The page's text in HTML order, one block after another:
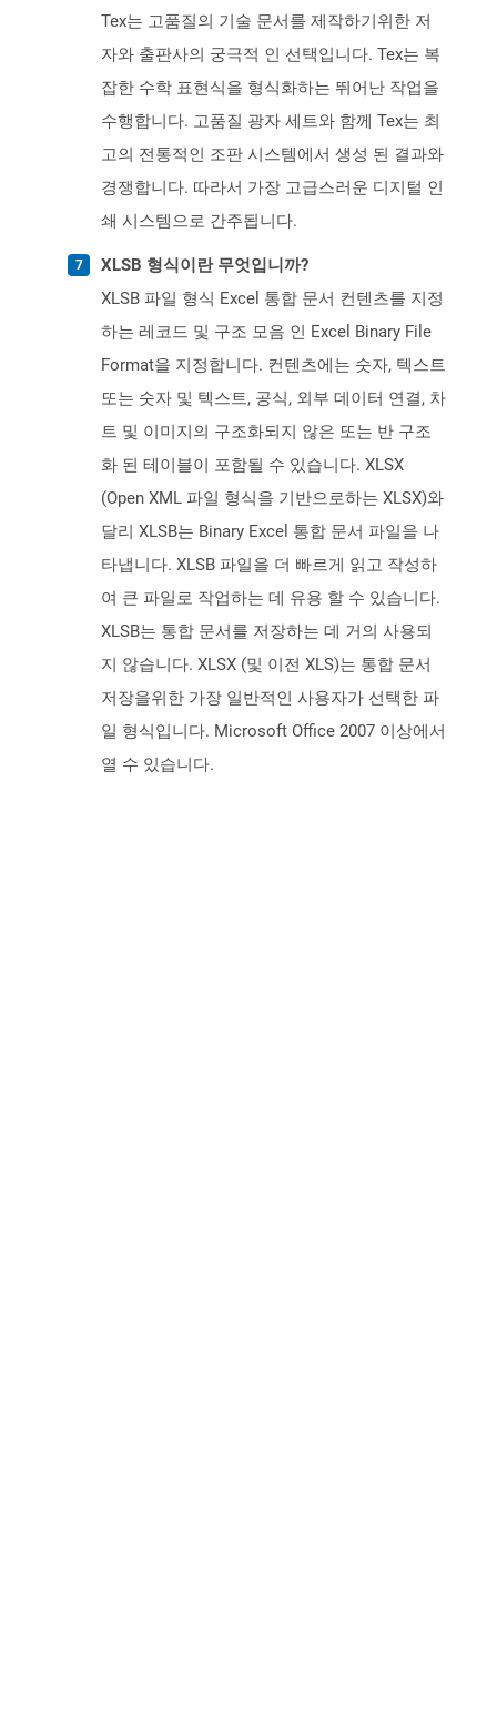
Tex는 고품질의 기술 문서를 제작하기위한 저
자와 출판사의 궁극적 인 선택입니다. Tex는 복
잡한 수학 표현식을 형식화하는 뛰어난 작업을
수행합니다. 고품질 광자 세트와 함께 Tex는 최
고의 전통적인 조판 시스템에서 생성 된 결과와
경쟁합니다. 따라서 가장 고급스러운 디지털 인
쇄 시스템으로 간주됩니다.
XLSB 형식이란 무엇입니까?
XLSB 파일 형식 Excel 통합 문서 컨텐츠를 지정
하는 레코드 및 구조 모음 인 Excel Binary File
Format을 지정합니다. 컨텐츠에는 숫자, 텍스트
또는 숫자 및 텍스트, 공식, 외부 데이터 연결, 차
트 및 이미지의 구조화되지 않은 또는 반 구조
화 된 테이블이 포함될 수 있습니다. XLSX
(Open XML 파일 형식을 기반으로하는 XLSX)와
달리 XLSB는 Binary Excel 통합 문서 파일을 나
타냅니다. XLSB 파일을 더 빠르게 읽고 작성하
여 큰 파일로 작업하는 데 유용 할 수 있습니다.
XLSB는 통합 문서를 저장하는 데 거의 사용되
지 않습니다. XLSX (및 이전 XLS)는 통합 문서
저장을위한 가장 일반적인 사용자가 선택한 파
일 형식입니다. Microsoft Office 2007 이상에서
열 수 있습니다.